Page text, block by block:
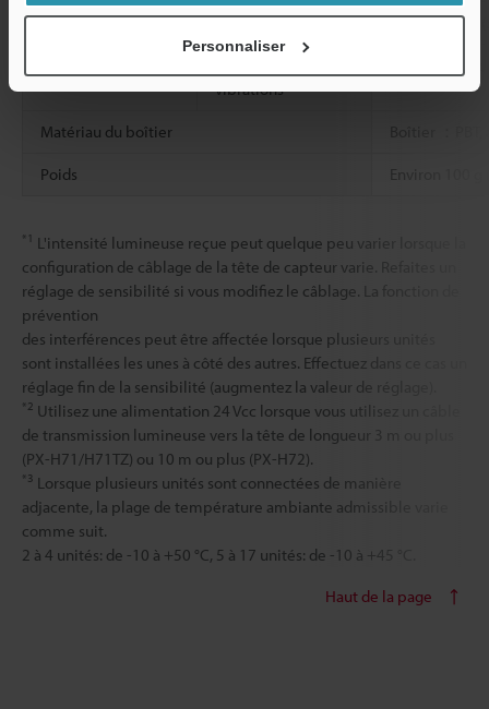
Personnaliser
Humidité relative 35 à 85 % HR
vibrations
Matériau du boîtier
Poids Environ 100
*1 L'intensité lumineuse reçue peut quelque peu varier lorsque la
configuration de câblage de la tête de capteur varie. Refaites un
réglage de sensibilité si vous modifiez le câblage. La fonction de
prévention
des interférences peut être affectée lorsque plusieurs unités
sont installées les unes à côté des autres. Effectuez dans ce cas un
réglage fin de la sensibilité (augmentez la valeur de réglage).
*2 Utilisez une alimentation 24 Vcc lorsque vous utilisez un câble
de transmission lumineuse vers la tête de longueur 3 m ou plus
(PX-H71/H71TZ) ou 10 m ou plus (PX-H72).
*3 Lorsque plusieurs unités sont connectées de manière
adjacente, la plage de température ambiante admissible varie
comme suit.
2 à 4 unités: de -10 à +50 °C, 5 à 17 unités: de -10 à +45 °C.
Haut de la page